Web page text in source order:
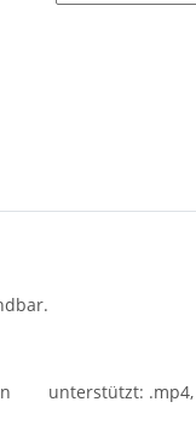
Dieses Video kann nicht angezeigt werden.